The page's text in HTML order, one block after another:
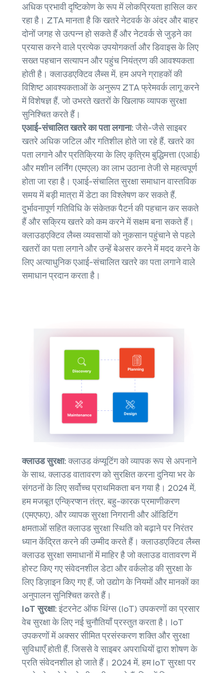
अधिक प्रभावी दृष्टिकोण के रूप में लोकप्रियता हासिल कर
रहा है। ZTA मानता है कि खतरे नेटवर्क के अंदर और बाहर
दोनों जगह से उत्पन्न हो सकते हैं और नेटवर्क से जुड़ने का
प्रयास करने वाले प्रत्येक उपयोगकर्ता और डिवाइस के लिए
सख्त पहचान सत्यापन और पहुंच नियंत्रण की आवश्यकता
होती है। क्लाउडएक्टिव लैब्स में, हम अपने ग्राहकों की
विशिष्ट आवश्यकताओं के अनुरूप ZTA फ्रेमवर्क लागू करने
में विशेषज्ञ हैं, जो उभरते खतरों के खिलाफ व्यापक सुरक्षा
सुनिश्चित करते हैं।
एआई-संचालित खतरे का पता लगाना:जैसे-जैसे साइबर
खतरे अधिक जटिल और गतिशील होते जा रहे हैं, खतरे का
पता लगाने और प्रतिक्रिया के लिए कृत्रिम बुद्धिमत्ता (एआई)
और मशीन लर्निंग (एमएल) का लाभ उठाना तेजी से महत्वपूर्ण
होता जा रहा है। एआई-संचालित सुरक्षा समाधान वास्तविक
समय में बड़ी मात्रा में डेटा का विश्लेषण कर सकते हैं,
दुर्भावनापूर्ण गतिविधि के संकेतक पैटर्न की पहचान कर सकते
हैं और सक्रिय खतरे को कम करने में सक्षम बना सकते हैं।
क्लाउडएक्टिव लैब्स व्यवसायों को नुकसान पहुंचाने से पहले
खतरों का पता लगाने और उन्हें बेअसर करने में मदद करने के
लिए अत्याधुनिक एआई-संचालित खतरे का पता लगाने वाले
समाधान प्रदान करता है।
क्लाउड सुरक्षा:क्लाउड कंप्यूटिंग को व्यापक रूप से अपनाने
के साथ, क्लाउड वातावरण को सुरक्षित करना दुनिया भर के
संगठनों के लिए सर्वोच्च प्राथमिकता बन गया है। 2024 में,
हम मजबूत एन्क्रिप्शन तंत्र, बहु-कारक प्रमाणीकरण
(एमएफए), और व्यापक सुरक्षा निगरानी और ऑडिटिंग
क्षमताओं सहित क्लाउड सुरक्षा स्थिति को बढ़ाने पर निरंतर
ध्यान केंद्रित करने की उम्मीद करते हैं। क्लाउडएक्टिव लैब्स
क्लाउड सुरक्षा समाधानों में माहिर है जो क्लाउड वातावरण में
होस्ट किए गए संवेदनशील डेटा और वर्कलोड की सुरक्षा के
लिए डिज़ाइन किए गए हैं, जो उद्योग के नियमों और मानकों का
अनुपालन सुनिश्चित करते हैं।
IoT सुरक्षा:इंटरनेट ऑफ थिंग्स (IoT) उपकरणों का प्रसार
वेब सुरक्षा के लिए नई चुनौतियाँ प्रस्तुत करता है। IoT
उपकरणों में अक्सर सीमित प्रसंस्करण शक्ति और सुरक्षा
सुविधाएँ होती हैं, जिससे वे साइबर अपराधियों द्वारा शोषण के
प्रति संवेदनशील हो जाते हैं। 2024 में, हम IoT सुरक्षा पर